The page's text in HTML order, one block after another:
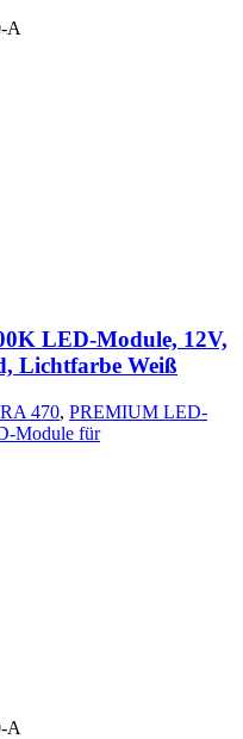
A
LED-Module, 12V,
Lichtfarbe Weiß
470, PREMIUM LED-
Module für
A